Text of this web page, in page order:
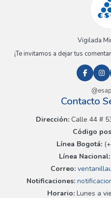
Vigilada
¡Te invitamos a dejar tus
Contacto
Dirección:Calle 44 #
Código
Línea Bogotá:
Línea Nacional:
Correo:
Notificaciones:
Horario:Lunes a